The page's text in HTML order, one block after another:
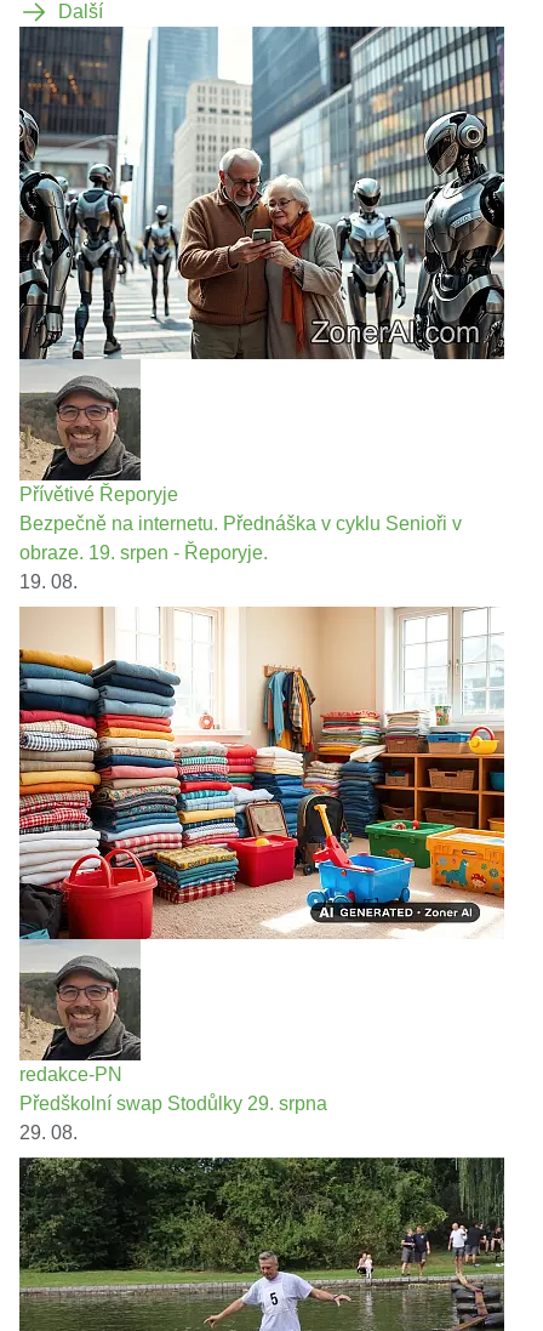
Další
Přívětivé Řeporyje
Bezpečně na internetu. Přednáška v cyklu Senioři v
obraze. 19. srpen - Řeporyje.
19. 08.
redakce-PN
Předškolní swap Stodůlky 29. srpna
29. 08.